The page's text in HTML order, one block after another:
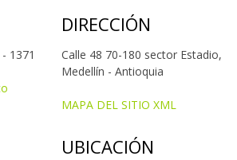
1371
DIRECCIÓN
Calle 48 70-180 sector Estadio,
Medellín - Antioquia
MAPA DEL SITIO XML
UBICACIÓN